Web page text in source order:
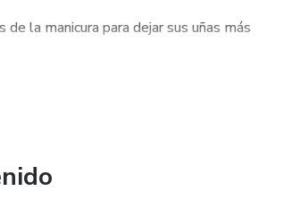
la manicura para dejar sus uñas más